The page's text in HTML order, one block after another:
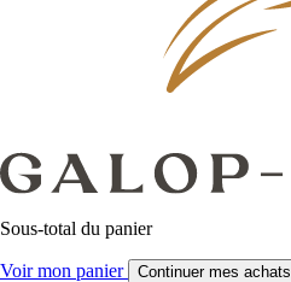
Sous-total du panier
Voir mon panier Continuer mes achats